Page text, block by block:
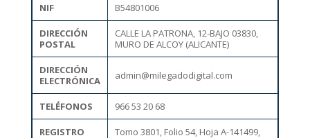
NIF B54801006
DIRECCIÓN
POSTAL
CALLE LA PATRONA, 12-BAJO 03830,
MURO DE ALCOY (ALICANTE)
DIRECCIÓN
ELECTRÓNICA
admin@milegadodigital.com
TELÉFONOS 966 53 20 68
REGISTRO
Tomo 3801, Folio 54, Hoja A-141499,